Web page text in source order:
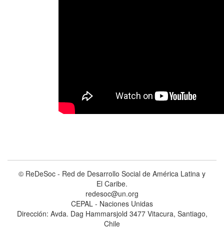
© ReDeSoc - Red de Desarrollo Social de América Latina y
El Caribe.
redesoc@un.org
CEPAL - Naciones Unidas
Dirección: Avda. Dag Hammarsjold 3477 Vitacura, Santiago,
Chile